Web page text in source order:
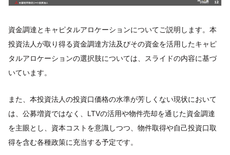
資金調達とキャピタルアロケーションについてご説明します。本
投資法人が取り得る資金調達方法及びその資金を活用したキャピ
タルアロケーションの選択肢については、スライドの内容に基づ
いています。
また、本投資法人の投資口価格の水準が芳しくない現状において
は、公募増資ではなく、LTVの活用や物件売却を通じた資金調達
を主眼とし、資本コストを意識しつつ、物件取得や自己投資口取
得を含む各種政策に充当する予定です。